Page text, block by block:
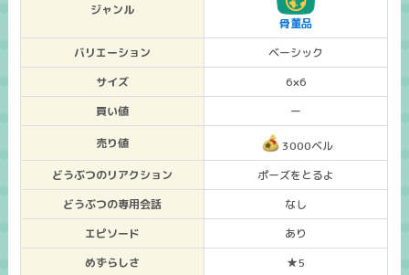
ジャンル
骨董品
バリエーション
ベーシック
サイズ
6×6
買い値
ー
売り値
3000ベル
どうぶつのリアクション
ポーズをとるよ
どうぶつの専用会話
なし
エピソード
あり
めずらしさ
★5